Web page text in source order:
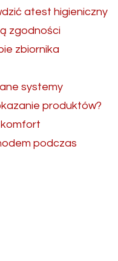
atest higieniczny
zgodności
zbiornika
systemy
produktów?
podczas